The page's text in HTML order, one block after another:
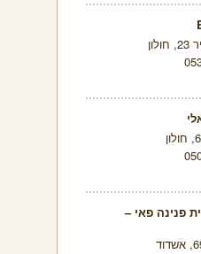
פנינה פאי –